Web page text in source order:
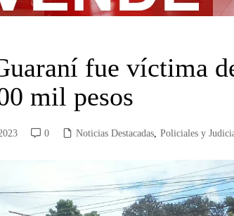
fue víctima
mil pesos
0 Noticias Destacadas, Policiales y